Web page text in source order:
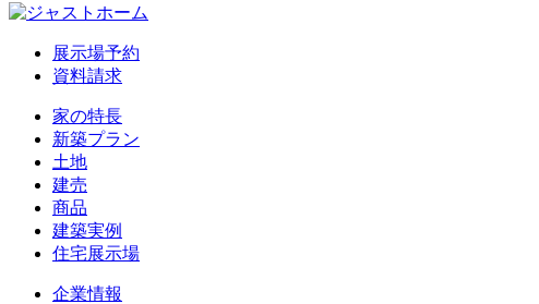
展示場予約
資料請求
家の特長
新築プラン
土地
建売
商品
建築実例
住宅展示場
企業情報